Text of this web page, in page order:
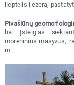
lieptelis į ežerą,
Pivašiūnų
ha. Įsteigtas
moreninius masyvus,
m.